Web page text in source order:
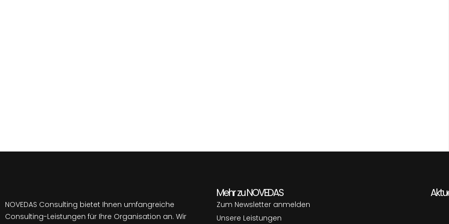
NOVEDAS Consulting bietet Ihnen umfangreiche
Consulting-Leistungen für Ihre Organisation an. Wir
Mehr zu NOVEDAS
Zum Newsletter anmelden
Unsere Leistungen